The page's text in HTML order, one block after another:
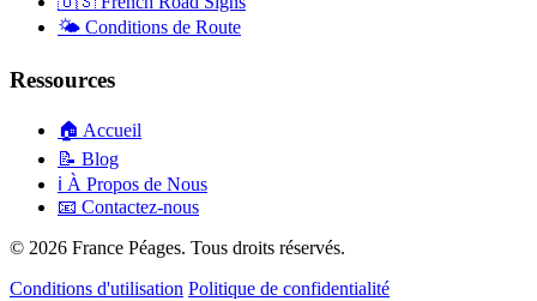
🌤️ Conditions de Route
Ressources
🏠 Accueil
📝 Blog
ℹ️ À Propos de Nous
📧 Contactez-nous
© 2026 France Péages. Tous droits réservés.
Conditions d'utilisation Politique de confidentialité